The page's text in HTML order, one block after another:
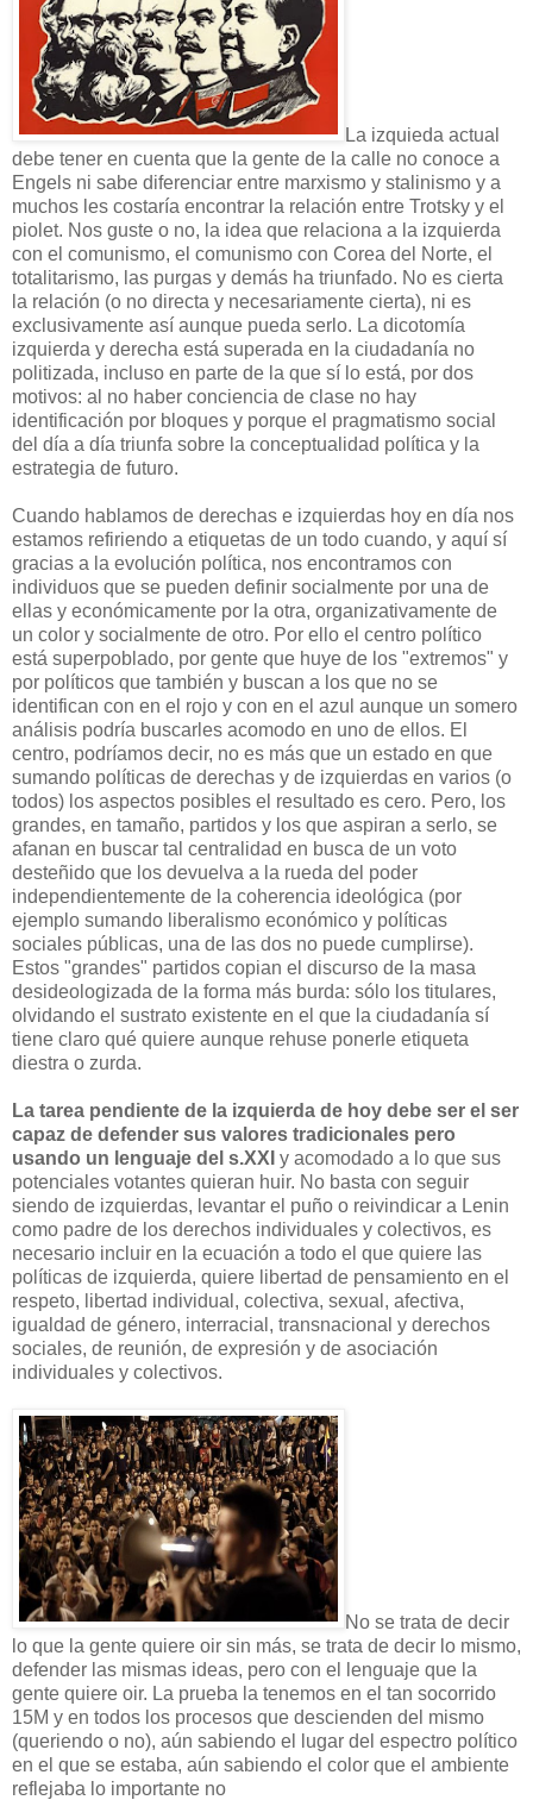
La izquieda actual
debe tener en cuenta que la gente de la calle no conoce a
Engels ni sabe diferenciar entre marxismo y stalinismo y a
muchos les costaría encontrar la relación entre Trotsky y el
piolet. Nos guste o no, la idea que relaciona a la izquierda
con el comunismo, el comunismo con Corea del Norte, el
totalitarismo, las purgas y demás ha triunfado. No es cierta
la re lación (o no directa y necesariamente cierta), ni es
exclusivamente así aunque pueda serlo. La dicotomía
izquierda y derecha está superada en la ciudadanía no
politizada, incluso en parte de la que sí lo está, por dos
motivos: al no haber conciencia de clase no hay
identificación por bloques y porque el pragmatismo social
del día a día triunfa sobre la conceptualidad política y la
estrategia de futuro.
Cuando hablamos de derechas e izquierdas hoy en día nos
estamos refiriendo a etiquetas de un todo cuando, y aquí sí
gracias a la evolución política, nos encontramos con
individuos que se pueden definir socialmente por una de
ellas y económicamente por la otra, organizativamente de
un color y socialmente de otro. Por ello el centro político
está superpoblado, por gente que huye de l os "extremos" y
por políticos que también y buscan a los que no se
identifican con en el rojo y con en el azul aunque un somero
análisis podría buscarles acomodo en uno de ellos. El
centro, podríamos decir, no es más que un estado en que
sumando políticas de derechas y de izquierdas en varios (o
todos) los aspectos posibles el resultado es cero. Pero, los
grandes, en tamaño, partidos y los que aspiran a serlo, se
afanan en buscar tal centralidad en busca de un voto
desteñido que los devuelva a la rueda del poder
independientemente de la coherencia ideológica (por
ejemplo sumando liberalismo económico y políticas
sociales públicas, una de las dos no puede cumplirse).
Estos "grandes" partidos copian el discurso de la masa
desideologizada de la forma más burda: sólo los titulares,
olvidando el sustrato existente en el que la ciudadanía sí
tiene claro qué quiere aunque rehuse ponerle etiqueta
diestra o zurda.
La tarea pendiente de la izquierda de hoy debe ser el ser
capaz de defender sus valores tradicionales pero
usando un lenguaje del s.XXI y acomodado a lo que sus
potenciales votantes quieran huir. No basta con seguir
siendo de izquierdas, levantar el puño o reivindicar a Lenin
como padre de los derechos individuales y colectivos, es
necesario incluir en la ecuación a todo el que quiere las
políticas de izquierda, quiere libertad de pensamiento en el
respeto, libertad individual, colectiva, sexual, afectiva,
igualdad de género, interracial, transnacional y derechos
sociales, de reunión, de expresión y de asociación
individuales y colectivos.
No se trata de decir
lo que la gente quiere oir sin más, se trata de decir lo mismo,
defender las mismas ideas, pero con el lenguaje que la
gente quiere oir. La prueba la tenemos en el tan socorrido
15M y en todos los procesos que descienden del mismo
(queriendo o no), aún sabiendo el lugar del espectro político
en el que se estaba, aún sabiendo el color que el ambiente
reflejaba lo importante no